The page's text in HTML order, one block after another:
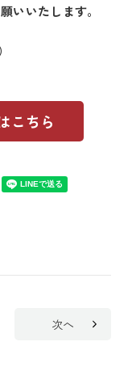
いいたします。
こちら
次へ